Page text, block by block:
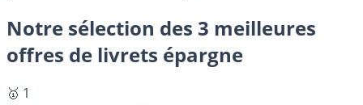
Notre sélection des 3 meilleures
offres de livrets épargne
🥇 1